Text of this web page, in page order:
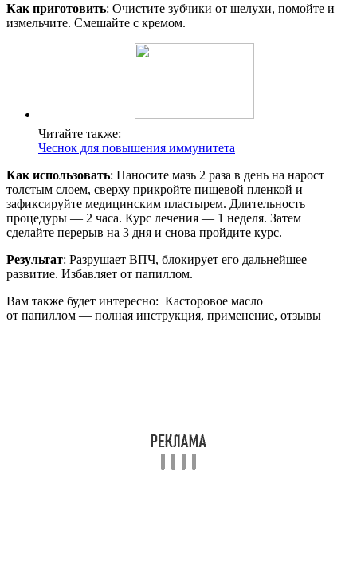
Как приготовить: Очистите зубчики от шелухи, помойте и
измельчите. Смешайте с кремом.
Читайте также:
Чеснок для повышения иммунитета
Как использовать: Наносите мазь 2 раза в день на нарост
толстым слоем, сверху прикройте пищевой пленкой и
зафиксируйте медицинским пластырем. Длительность
процедуры — 2 часа. Курс лечения — 1 неделя. Затем
сделайте перерыв на 3 дня и снова пройдите курс.
Результат: Разрушает ВПЧ, блокирует его дальнейшее
развитие. Избавляет от папиллом.
Вам также будет интересно: Касторовое масло
от папиллом — полная инструкция, применение, отзывы